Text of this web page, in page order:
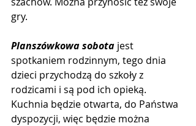
gry.
Planszówkowa sobota jest
spotkaniem rodzinnym, tego dnia
dzieci przychodzą do szkoły z
rodzicami i są pod ich opieką.
Kuchnia będzie otwarta, do Państwa
dyspozycji, więc będzie można